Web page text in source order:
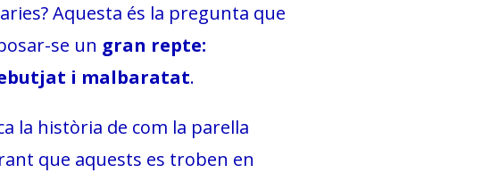
Aquesta és la pregunta que
se un gran repte:
i malbaratat.
la història de com la parella
que aquests es troben en